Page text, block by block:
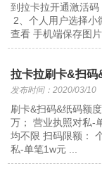
到拉卡拉开通激活
2、个人用户选择小
查看 手机端保存图片
拉卡拉刷卡&扫码
发布时间：2020/03/10
刷卡&扫码&纸码额
万； 营业执照对私-
均不限 扫码限额：
私-单笔1w元 ...